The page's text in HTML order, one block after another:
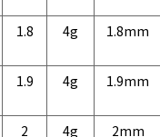
1.8 4g 1.8mm
1.9 4g 1.9mm
2 4g 2mm